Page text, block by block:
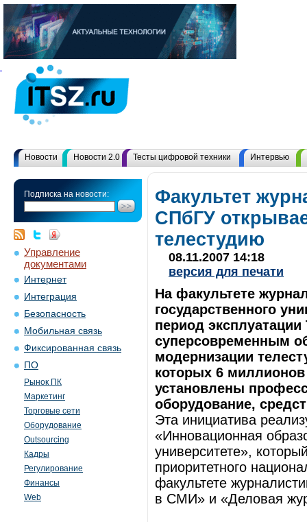
Новости Новости 2.0 Тесты цифровой техники Интервью
Подписка на новости:
Управление
документами
Интернет
Интеграция
Безопасность
Мобильная связь
Фиксированная связь
ПО
Рынок ПК
Маркетинг
Торговые сети
Оборудование
Outsourcing
Кадры
Регулирование
Финансы
Web
Факультет
СПбГУ
телестудию
08.11.2007 14:18
версия для печати
На факультете
государственного
период
суперсовременным
модернизации
которых 6
установлены
оборудование,
Эта инициатива
«Инновационная
университете»,
приоритетного
факультете
в СМИ» и «Деловая